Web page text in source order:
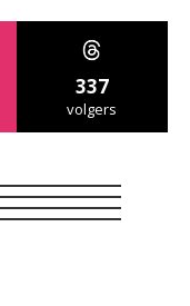
337
volgers